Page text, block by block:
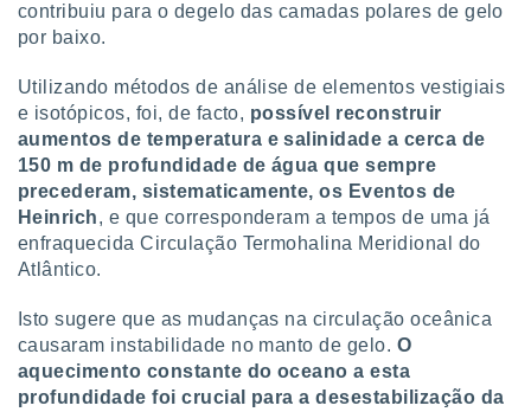
contribuiu para o degelo das camadas polares de gelo
por baixo.
Utilizando métodos de análise de elementos vestigiais
e isotópicos, foi, de facto, possível reconstruir
aumentos de temperatura e salinidade a cerca de
150 m de profundidade de água que sempre
precederam, sistematicamente, os Eventos de
Heinrich, e que corresponderam a tempos de uma já
enfraquecida Circulação Termohalina Meridional do
Atlântico.
Isto sugere que as mudanças na circulação oceânica
causaram instabilidade no manto de gelo. O
aquecimento constante do oceano a esta
profundidade foi crucial para a desestabilização da